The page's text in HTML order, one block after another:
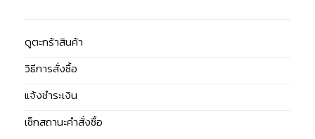
ดูตะกร้าสินค้า
วิธีการสั่งซื้อ
แจ้งชำระเงิน
เช็กสถานะคำสั่งซื้อ